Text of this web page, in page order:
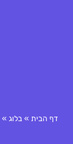
דף הבית »בלוג »